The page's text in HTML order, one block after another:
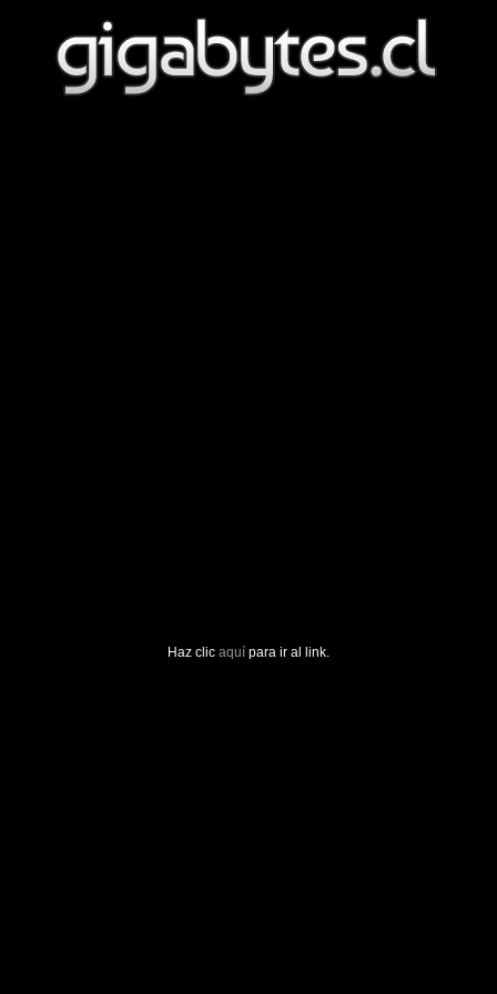
Haz clic aquí para ir al link.